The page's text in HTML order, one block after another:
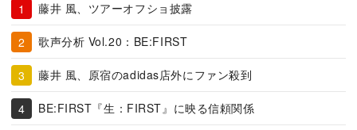
藤井 風、ツアーオフショ披露
歌声分析 Vol.20：BE:FIRST
藤井 風、原宿のadidas店外にファン殺到
BE:FIRST『生：FIRST』に映る信頼関係